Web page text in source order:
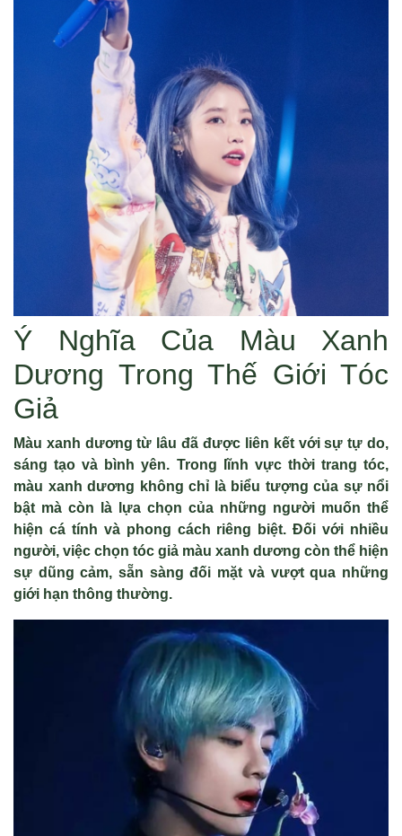
Ý Nghĩa Của Màu Xanh
Dương Trong Thế Giới Tóc
Giả
Màu xanh dương từ lâu đã được liên kết với sự tự do,
sáng tạo và bình yên. Trong lĩnh vực thời trang tóc,
màu xanh dương không chỉ là biểu tượng của sự nổi
bật mà còn là lựa chọn của những người muốn thể
hiện cá tính và phong cách riêng biệt. Đối với nhiều
người, việc chọn tóc giả màu xanh dương còn thể hiện
sự dũng cảm, sẵn sàng đối mặt và vượt qua những
giới hạn thông thường.